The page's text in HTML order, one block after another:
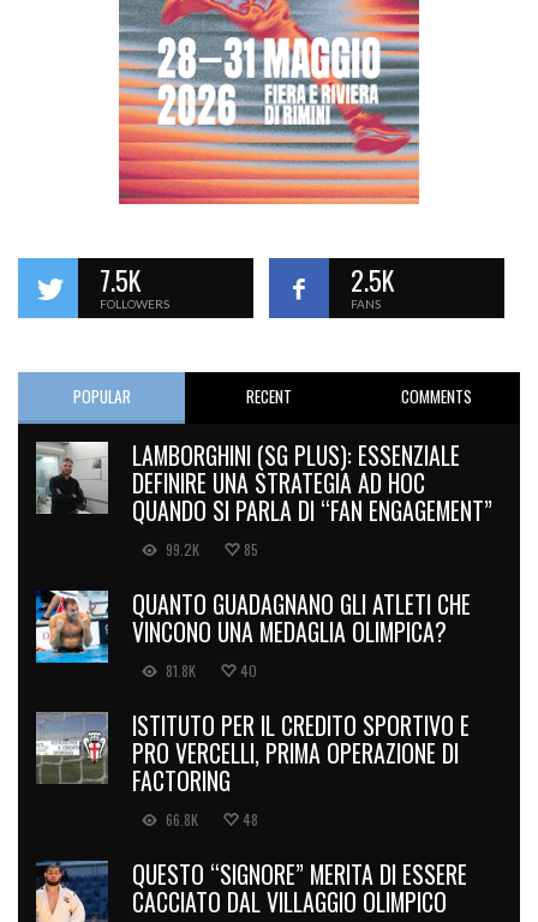
7.5K
FOLLOWERS
2.5K
FANS
POPULAR RECENT COMMENTS
LAMBORGHINI (SG PLUS): ESSENZIALE
DEFINIRE UNA STRATEGIA AD HOC
QUANDO SI PARLA DI “FAN ENGAGEMENT”
99.2K 85
QUANTO GUADAGNANO GLI ATLETI CHE
VINCONO UNA MEDAGLIA OLIMPICA?
81.8K 40
ISTITUTO PER IL CREDITO SPORTIVO E
PRO VERCELLI, PRIMA OPERAZIONE DI
FACTORING
66.8K 48
QUESTO “SIGNORE” MERITA DI ESSERE
CACCIATO DAL VILLAGGIO OLIMPICO